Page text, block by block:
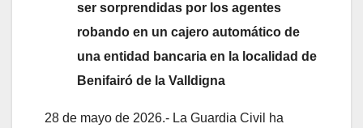
ser sorprendidas por los agentes
robando en un cajero automático de
una entidad bancaria en la localidad de
Benifairó de la Valldigna
28 de mayo de 2026.- La Guardia Civil ha